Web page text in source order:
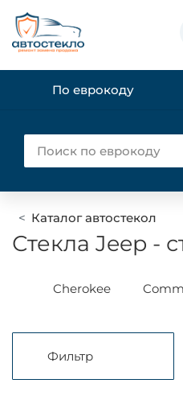
По еврокоду
Каталог автостекол
Стекла Jeep -
Cherokee
Фильтр